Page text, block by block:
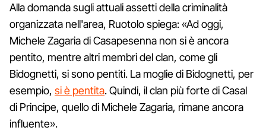
Alla domanda sugli attuali assetti della criminalità
organizzata nell'area, Ruotolo spiega: «Ad oggi,
Michele Zagaria di Casapesenna non si è ancora
pentito, mentre altri membri del clan, come gli
Bidognetti, si sono pentiti. La moglie di Bidognetti, per
esempio, si è pentita. Quindi, il clan più forte di Casal
di Principe, quello di Michele Zagaria, rimane ancora
influente».